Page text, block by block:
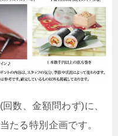
数、金額問わず)に、
たる特別企画です。